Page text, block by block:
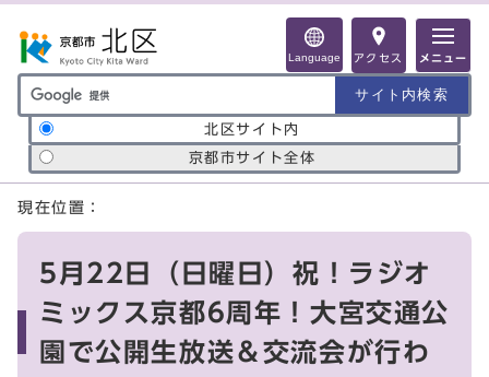
Language アクセス メニュー
サイト内検索の範囲
北区サイト内
京都市サイト全体
ここから本文です
現在位置：
5月22日（日曜日）祝！ラジオ
ミックス京都6周年！大宮交通公
園で公開生放送＆交流会が行わ